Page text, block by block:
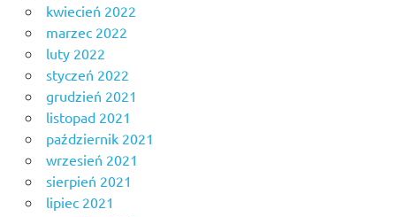
kwiecień 2022
marzec 2022
luty 2022
styczeń 2022
grudzień 2021
listopad 2021
październik 2021
wrzesień 2021
sierpień 2021
lipiec 2021